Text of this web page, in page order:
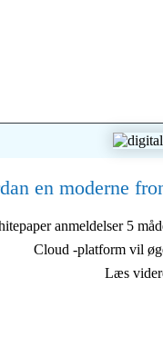
en moderne
anmeldelser 5
Cloud -platform vil
Læs